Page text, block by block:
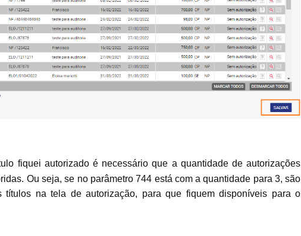
fiquei autorizado é necessário que a quantidade de autorizações
Ou seja, se no parâmetro 744 está com a quantidade para 3, são
títulos na tela de autorização, para que fiquem disponíveis para o